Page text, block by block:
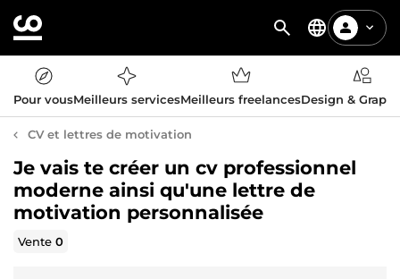
Pour vousMeilleurs servicesMeilleurs freelancesDesign &
CV et lettres de motivation
Je vais te créer un cv professionnel
moderne ainsi qu'une lettre de
motivation personnalisée
Vente0